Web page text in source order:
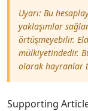
Uyarı: Bu
yaklaşımlar
örtüşmeyebilir.
mülkiyetindedir.
olarak hayranlar
Supporting